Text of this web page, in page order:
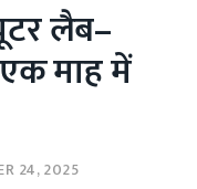
लैब–
एक माह में
24, 2025